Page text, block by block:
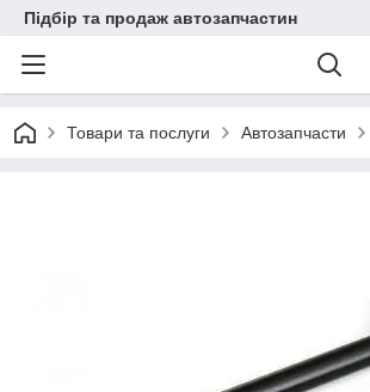
Підбір та продаж автозапчастин
Товари та послуги Автозапчасти